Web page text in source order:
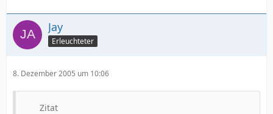
Jay
Erleuchteter
8. Dezember 2005 um 10:06
Zitat